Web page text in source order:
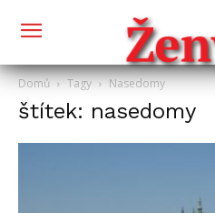
Domů Tagy Nasedomy
štítek: nasedomy